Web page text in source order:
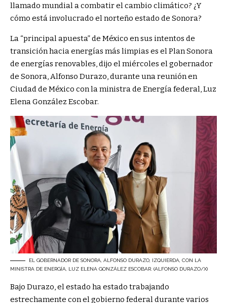
llamado mundial a combatir el cambio climático? ¿Y
cómo está involucrado el norteño estado de Sonora?
La “principal apuesta” de México en sus intentos de
transición hacia energías más limpias es el Plan Sonora
de energías renovables, dijo el miércoles el gobernador
de Sonora, Alfonso Durazo, durante una reunión en
Ciudad de México con la ministra de Energía federal, Luz
Elena González Escobar.
EL GOBERNADOR DE SONORA, ALFONSO DURAZO, IZQUIERDA, CON LA
MINISTRA DE ENERGÍA, LUZ ELENA GONZÁLEZ ESCOBAR. (ALFONSO DURAZO/X)
Bajo Durazo, el estado ha estado trabajando
estrechamente con el gobierno federal durante varios